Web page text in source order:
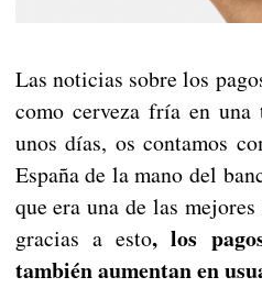
Las noticias sobre los
como cerveza fría en una
unos días, os contamos
España de la mano del
que era una de las
gracias a esto, los
también aumentan en